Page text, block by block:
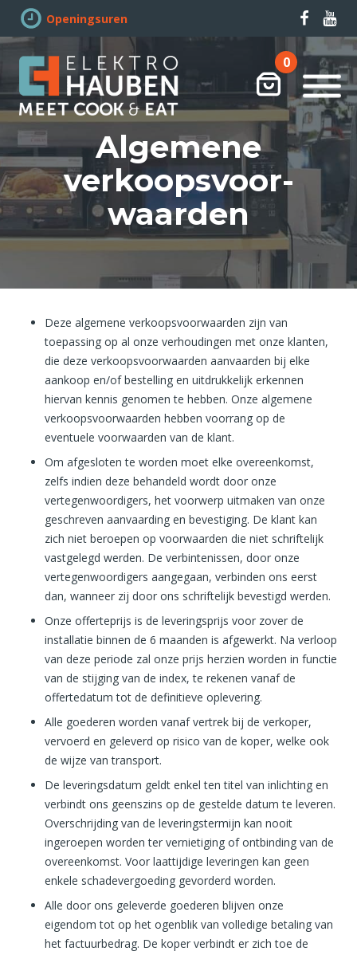
Openingsuren
0
Algemene
verkoops­voor­
waarden
Deze algemene verkoopsvoorwaarden zijn van
toepassing op al onze verhoudingen met onze klanten,
die deze verkoopsvoorwaarden aanvaarden bij elke
aankoop en/of bestelling en uitdrukkelijk erkennen
hiervan kennis genomen te hebben. Onze algemene
verkoopsvoorwaarden hebben voorrang op de
eventuele voorwaarden van de klant.
Om afgesloten te worden moet elke overeenkomst,
zelfs indien deze behandeld wordt door onze
vertegenwoordigers, het voorwerp uitmaken van onze
geschreven aanvaarding en bevestiging. De klant kan
zich niet beroepen op voorwaarden die niet schriftelijk
vastgelegd werden. De verbintenissen, door onze
vertegenwoordigers aangegaan, verbinden ons eerst
dan, wanneer zij door ons schriftelijk bevestigd werden.
Onze offerteprijs is de leveringsprijs voor zover de
installatie binnen de 6 maanden is afgewerkt. Na verloop
van deze periode zal onze prijs herzien worden in functie
van de stijging van de index, te rekenen vanaf de
offertedatum tot de definitieve oplevering.
Alle goederen worden vanaf vertrek bij de verkoper,
vervoerd en geleverd op risico van de koper, welke ook
de wijze van transport.
De leveringsdatum geldt enkel ten titel van inlichting en
verbindt ons geenszins op de gestelde datum te leveren.
Overschrijding van de leveringstermijn kan nooit
ingeroepen worden ter vernietiging of ontbinding van de
overeenkomst. Voor laattijdige leveringen kan geen
enkele schadevergoeding gevorderd worden.
Alle door ons geleverde goederen blijven onze
eigendom tot op het ogenblik van volledige betaling van
het factuurbedrag. De koper verbindt er zich toe de